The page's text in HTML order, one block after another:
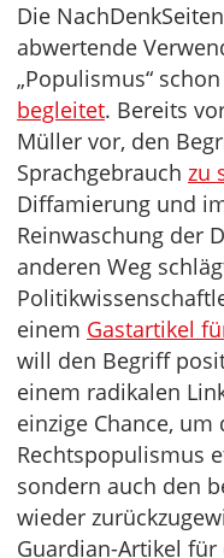
Die
abwertende
„Populismus“
begleitet. Bereits
Müller vor, den
Sprachgebrauch zu
Diffamierung und
Reinwaschung der
anderen Weg
einem Gastartikel
will den Begriff
einem radikalen
einzige Chance,
Rechtspopulismus
sondern auch den
wieder
Guardian-Artikel für